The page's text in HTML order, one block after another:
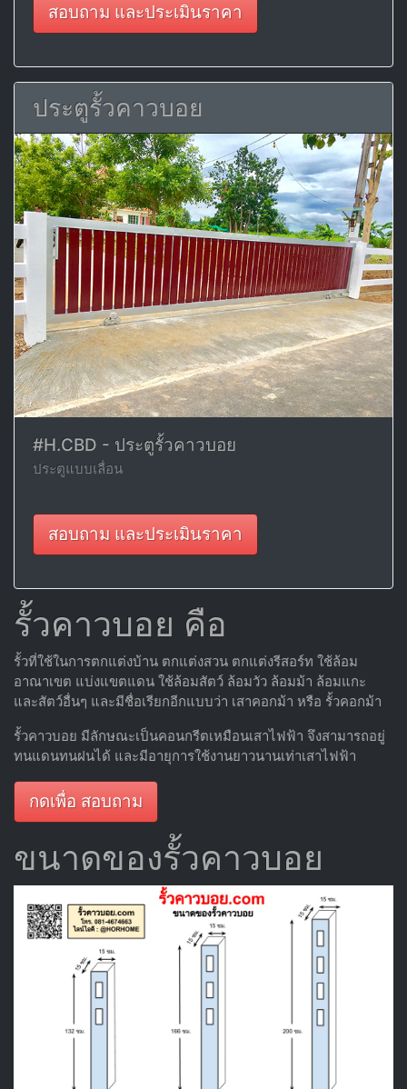
สอบถาม และประเมินราคา
ประตูรั้วคาวบอย
#H.CBD - ประตูรั้วคาวบอย
ประตูแบบเลื่อน
สอบถาม และประเมินราคา
รั้วคาวบอย คือ
รั้วที่ใช้ในการตกแต่งบ้าน ตกแต่งสวน ตกแต่งรีสอร์ท ใช้ล้อม
อาณาเขต แบ่งแขตแดน ใช้ล้อมสัตว์ ล้อมวัว ล้อมม้า ล้อมแกะ
และสัตว์อื่นๆ และมีชื่อเรียกอีกแบบว่า เสาคอกม้า หรือ รั้วคอกม้า
รั้วคาวบอย มีลักษณะเป็นคอนกรีตเหมือนเสาไฟฟ้า จึงสามารถอยู่
ทนแดนทนฝนได้ และมีอายุการใช้งานยาวนานเท่าเสาไฟฟ้า
กดเพื่อ สอบถาม
ขนาดของรั้วคาวบอย